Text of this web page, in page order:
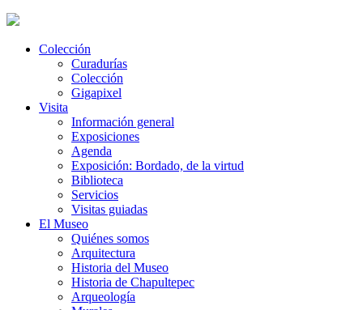
Colección
Curadurías
Colección
Gigapixel
Visita
Información general
Exposiciones
Agenda
Exposición: Bordado, de la virtud
Biblioteca
Servicios
Visitas guiadas
El Museo
Quiénes somos
Arquitectura
Historia del Museo
Historia de Chapultepec
Arqueología